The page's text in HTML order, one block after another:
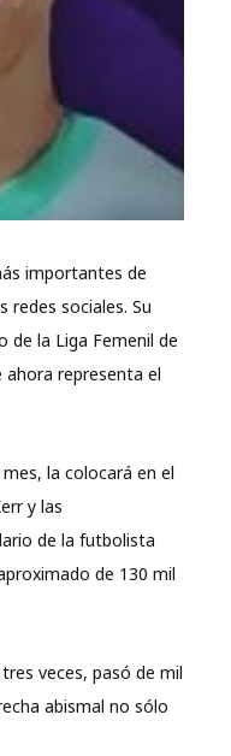
importantes de
sociales. Su
de la Liga Femenil de
representa el
la colocará en el
y las
de la futbolista
de 130 mil
veces, pasó de mil
abismal no sólo